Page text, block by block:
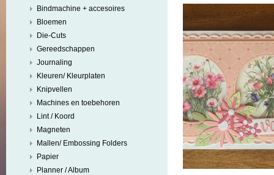
Bindmachine + accesoires
Bloemen
Die-Cuts
Gereedschappen
Journaling
Kleuren/ Kleurplaten
Knipvellen
Machines en toebehoren
Lint / Koord
Magneten
Mallen/ Embossing Folders
Papier
Planner / Album